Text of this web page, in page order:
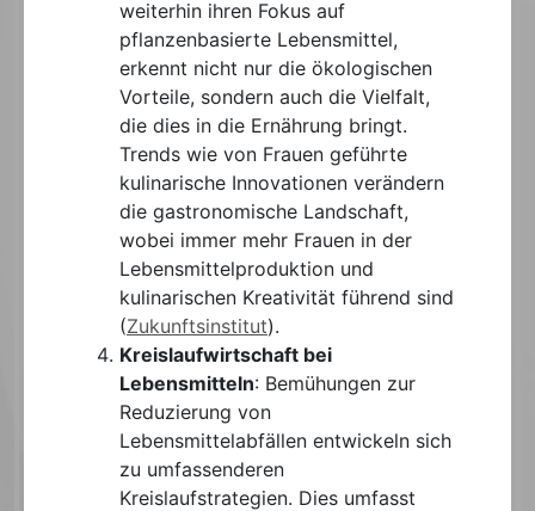
weiterhin ihren Fokus auf
pflanzenbasierte Lebensmittel,
erkennt nicht nur die ökologischen
Vorteile, sondern auch die Vielfalt,
die dies in die Ernährung bringt.
Trends wie von Frauen geführte
kulinarische Innovationen verändern
die gastronomische Landschaft,
wobei immer mehr Frauen in der
Lebensmittelproduktion und
kulinarischen Kreativität führend sind​
(Zukunftsinstitut)​.
Kreislaufwirtschaft bei
Lebensmitteln: Bemühungen zur
Reduzierung von
Lebensmittelabfällen entwickeln sich
zu umfassenderen
Kreislaufstrategien. Dies umfasst